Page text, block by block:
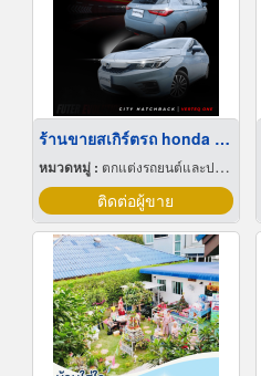
ร้านขายสเกิร์ตรถ honda ราคาถูก
หมวดหมู่ : ตกแต่งรถยนต์และประดับยนต์
ติดต่อผู้ขาย